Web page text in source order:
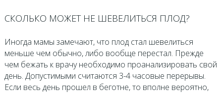
СКОЛЬКО МОЖЕТ НЕ ШЕВЕЛИТЬСЯ ПЛОД?
Иногда мамы замечают, что плод стал шевелиться
меньше чем обычно, либо вообще перестал. Прежде
чем бежать к врачу необходимо проанализировать свой
день. Допустимыми считаются 3-4 часовые перерывы.
Если весь день прошел в беготне, то вполне вероятно,